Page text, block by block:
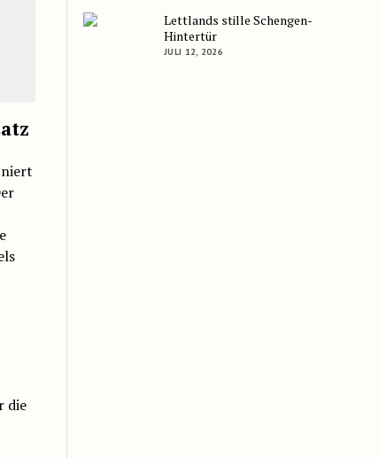
die
Lettlands stille Schengen-
Hintertür
JULI 12, 2026